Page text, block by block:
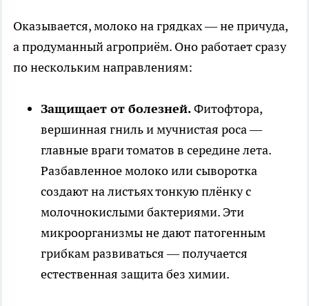
Оказывается, молоко на грядках — не причуда,
а продуманный агроприём. Оно работает сразу
по нескольким направлениям:
Защищает от болезней.Фитофтора,
вершинная гниль и мучнистая роса —
главные враги томатов в середине лета.
Разбавленное молоко или сыворотка
создают на листьях тонкую плёнку с
молочнокислыми бактериями. Эти
микроорганизмы не дают патогенным
грибкам развиваться — получается
естественная защита без химии.